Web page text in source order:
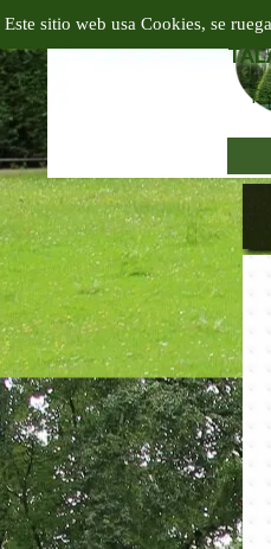
Este sitio web usa Cookies, se